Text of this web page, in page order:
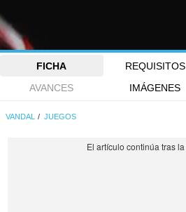
FICHA REQUISITOS
AVANCES
IMÁGENES
VANDAL JUEGOS